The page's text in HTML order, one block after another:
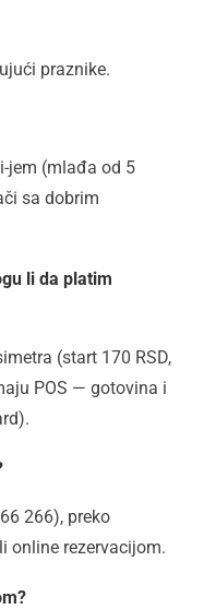
praznike.
jem (mlađa od 5
sa dobrim
li da platim
(start 170 RSD,
POS — gotovina i
266), preko
online rezervacijom.